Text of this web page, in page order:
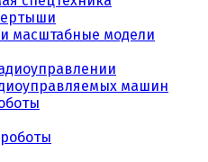
масштабные модели
машин